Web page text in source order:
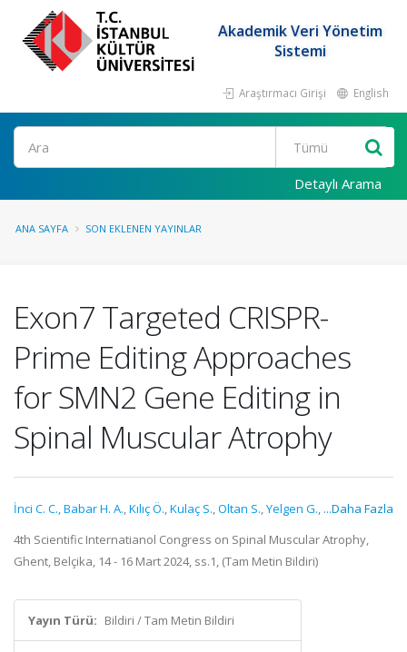
Akademik Veri Yönetim
Sistemi
Araştırmacı Girişi English
Ara
Detaylı Arama
ANA SAYFA SON EKLENEN YAYINLAR
Exon7 Targeted CRISPR-
Prime Editing Approaches
for SMN2 Gene Editing in
Spinal Muscular Atrophy
İnci C. C.,Babar H. A.,Kılıç Ö.,Kulaç S.,Oltan S.,Yelgen G., ...Daha Fazla
4th Scientific Internatianol Congress on Spinal Muscular Atrophy,
Ghent, Belçika, 14 - 16 Mart 2024, ss.1, (Tam Metin Bildiri)
Yayın Türü: Bildiri / Tam Metin Bildiri